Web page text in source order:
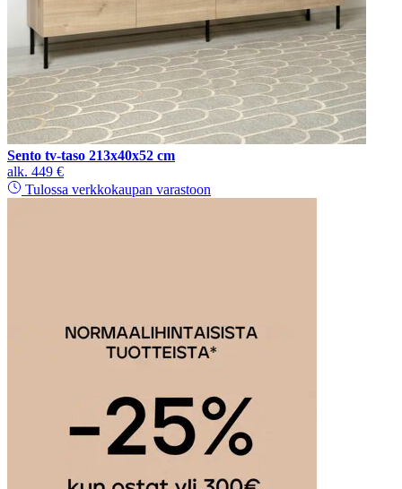
Sento tv-taso 213x40x52 cm
alk. 449 €
Tulossa verkkokaupan varastoon